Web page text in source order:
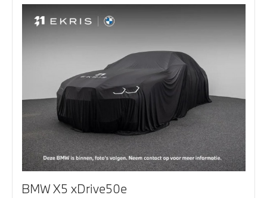
BMW X5 xDrive50e